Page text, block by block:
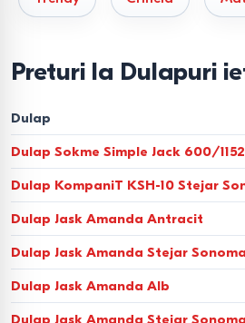
timp.
amortizoareBlumsauHettichpentru
3. Sisteme de colț și
Permit utilizarea rațională a „zonelor
Construcțiile modulare de laAmbianta
oferă flexibilitate: puteți completa
coșuri pentru lenjerie sau suporturi
Preturi la Dulapuri
Dulap
Dulap Sokme Simple Jack 600/
Dulap KompaniT KSH-10 Stejar
Dulap Jask Amanda Antracit
Dulap Jask Amanda Stejar Sonoma
Dulap Jask Amanda Alb
Dulap Jask Amanda Stejar